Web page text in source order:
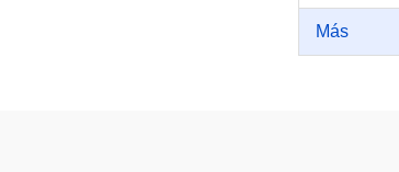
Más